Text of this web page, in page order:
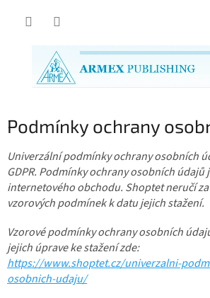
Podmínky ochrany
Univerzální podmínky ochrany osobních
GDPR. Podmínky ochrany osobních
internetového obchodu. Shoptet neručí
vzorových podmínek k datu jejich stažení.
Vzorové podmínky ochrany osobních
jejich úprave ke stažení zde:
https://www.shoptet.cz/univerzalni-
osobnich-udaju/